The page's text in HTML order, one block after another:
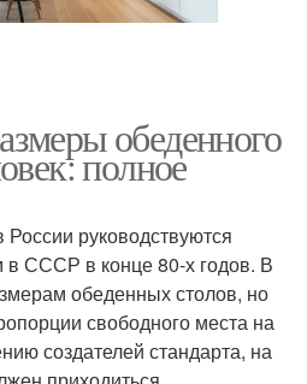
обеденного
полное
руководствуются
СССР в конце 80-х годов. В
обеденных столов, но
свободного места на
создателей стандарта, на